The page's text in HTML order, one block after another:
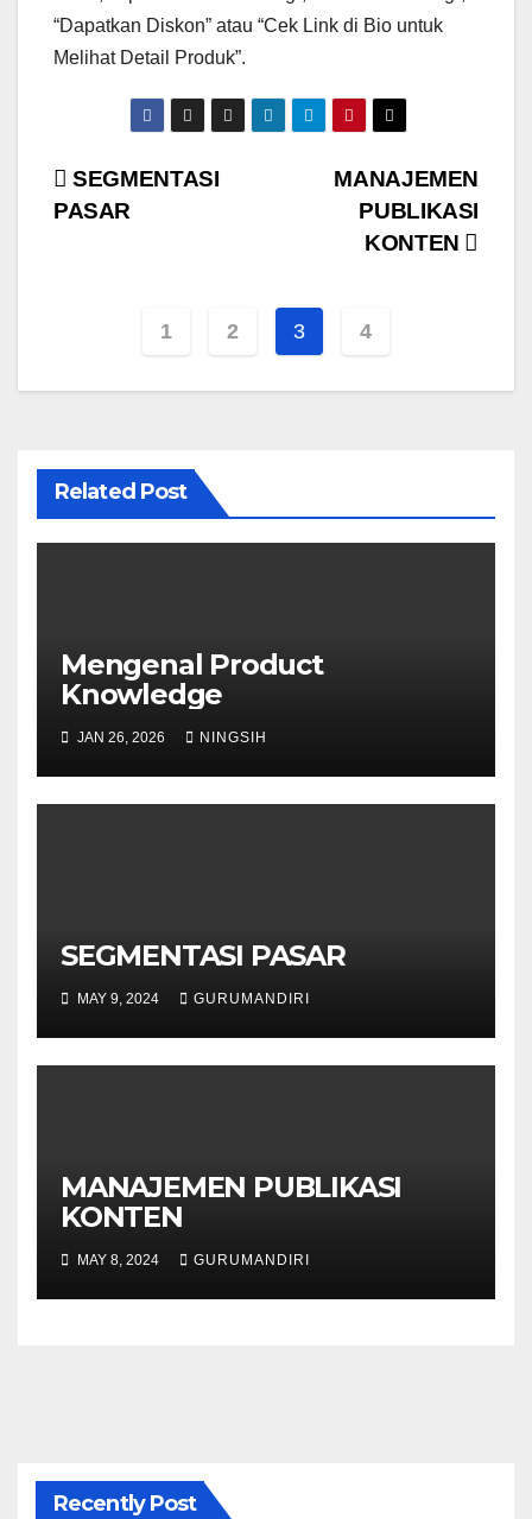
“Dapatkan Diskon” atau “Cek Link di Bio untuk
Melihat Detail Produk”.
Post
MANAJEMEN
PUBLIKASI
KONTEN
SEGMENTASI
PASAR
1 2 3 4
Related Post
Mengenal Product
Knowledge
JAN 26, 2026 NINGSIH
SEGMENTASI PASAR
MAY 9, 2024 GURUMANDIRI
MANAJEMEN PUBLIKASI
KONTEN
MAY 8, 2024 GURUMANDIRI
Recently Post